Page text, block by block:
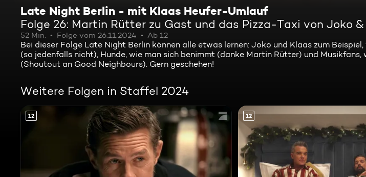
Late Night Berlin - mit Klaas Heufer-Umlauf
Folge 26: Martin Rütter zu Gast und das Pizza-Taxi von Joko
52 Min. Folge vom 26.11.2024 Ab 12
Bei dieser Folge Late Night Berlin können alle etwas lernen: Joko und Klaas zum
(so jedenfalls nicht), Hunde, wie man sich benimmt (danke Martin Rütter) und
(Shoutout an Good Neighbours). Gern geschehen!
Weitere Folgen in Staffel 2024
12 12